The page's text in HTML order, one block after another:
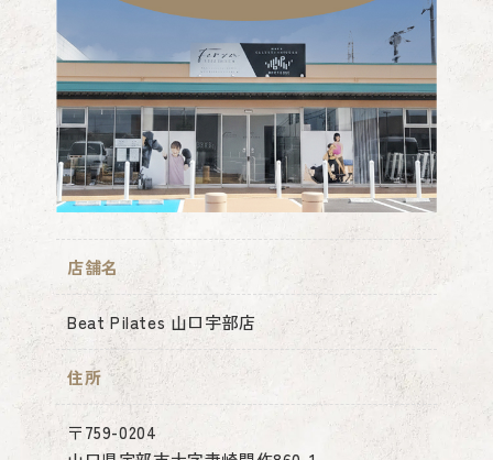
店舗名
Beat Pilates 山口宇部店
住所
〒759-0204